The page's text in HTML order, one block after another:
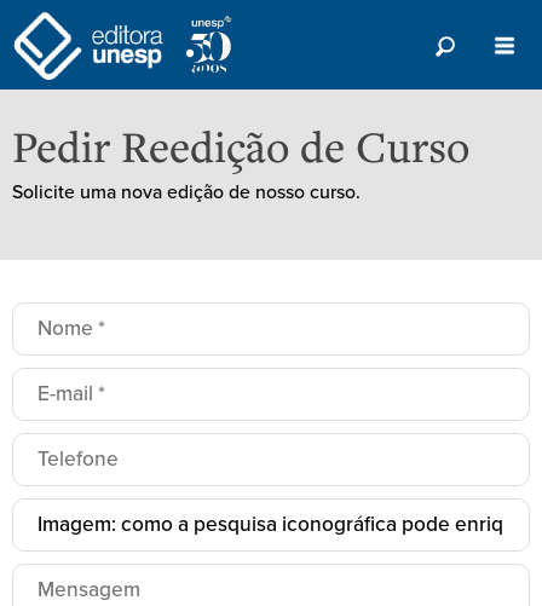
Pedir Reedição de Curso
Solicite uma nova edição de nosso curso.